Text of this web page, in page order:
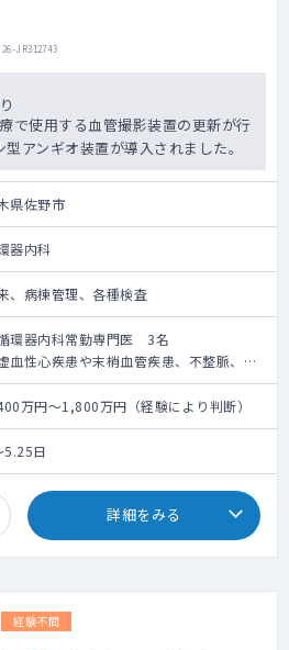
JR312743
で使用する血管撮影装置の更新が行
アンギオ装置が導入されました。
県佐野市
器内科
、病棟管理、各種検査
環器内科常勤専門医 3名
血性心疾患や末梢血管疾患、不整脈、心
など、循環器疾患を全般的に診療してい
。万円～1,800万円（経験により判断）
5.25日
詳細をみる
経験不問